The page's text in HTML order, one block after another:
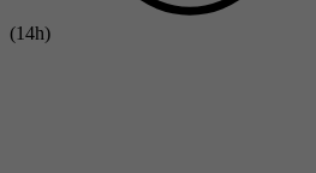
(14h)